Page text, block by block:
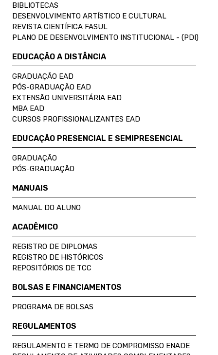
BIBLIOTECAS
DESENVOLVIMENTO ARTÍSTICO E CULTURAL
REVISTA CIENTÍFICA FASUL
PLANO DE DESENVOLVIMENTO INSTITUCIONAL - (PDI)
EDUCAÇÃO A DISTÂNCIA
GRADUAÇÃO EAD
PÓS-GRADUAÇÃO EAD
EXTENSÃO UNIVERSITÁRIA EAD
MBA EAD
CURSOS PROFISSIONALIZANTES EAD
EDUCAÇÃO PRESENCIAL E SEMIPRESENCIAL
GRADUAÇÃO
PÓS-GRADUAÇÃO
MANUAIS
MANUAL DO ALUNO
ACADÊMICO
REGISTRO DE DIPLOMAS
REGISTRO DE HISTÓRICOS
REPOSITÓRIOS DE TCC
BOLSAS E FINANCIAMENTOS
PROGRAMA DE BOLSAS
REGULAMENTOS
REGULAMENTO E TERMO DE COMPROMISSO ENADE